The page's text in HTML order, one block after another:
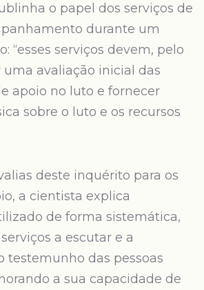
o papel dos serviços de
durante um
“esses serviços devem, pelo
uma avaliação inicial das
apoio no luto e fornecer
sobre o luto e os recursos
deste inquérito para os
a cientista explica
de forma sistemática,
a escutar e a
testemunho das pessoas
a sua capacidade de